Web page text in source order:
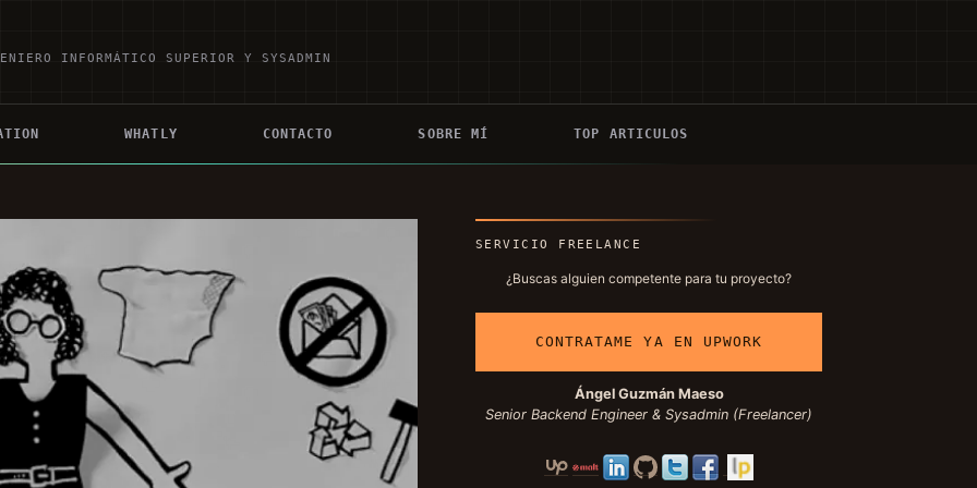
INFORMÁTICO SUPERIOR Y SYSADMIN
WHATLY CONTACTO SOBRE MÍ TOP ARTICULOS
SERVICIO FREELANCE
¿Buscas alguien competente para tu proyecto?
CONTRATAME YA EN UPWORK
Ángel Guzmán Maeso
Senior Backend Engineer & Sysadmin (Freelancer)